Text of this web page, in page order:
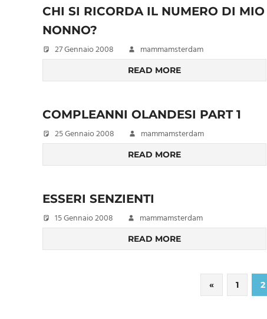
CHI SI RICORDA IL NUMERO DI MIO
NONNO?
27 Gennaio 2008 mammamsterdam
READ MORE
COMPLEANNI OLANDESI PART 1
25 Gennaio 2008 mammamsterdam
READ MORE
ESSERI SENZIENTI
15 Gennaio 2008 mammamsterdam
READ MORE
«Previous
Posts
1 2